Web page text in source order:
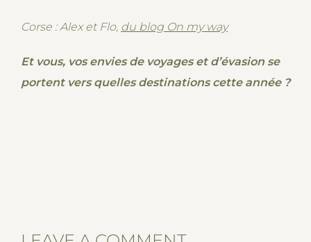
Corse : Alex et Flo, du blog On my way
Et vous, vos envies de voyages et d’évasion se
portent vers quelles destinations cette année ?